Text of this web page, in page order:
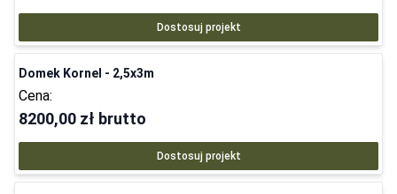
Dostosuj projekt
Domek Kornel - 2,5x3m
Cena:
8200,00 zł brutto
Dostosuj projekt